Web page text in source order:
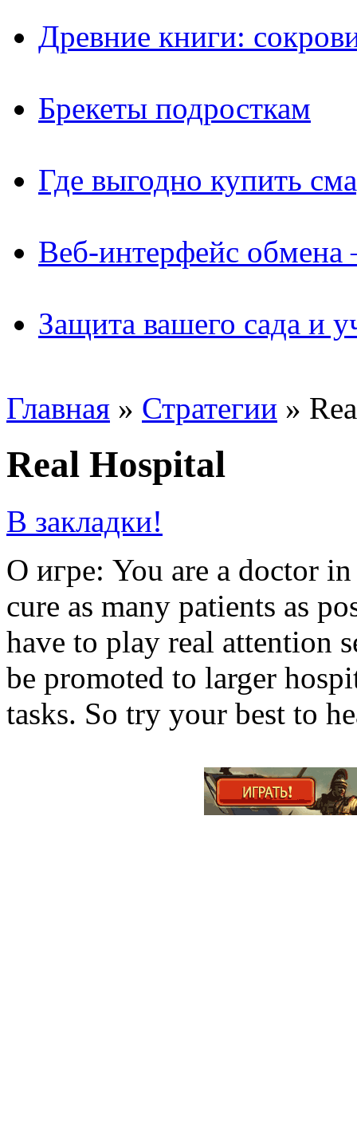
Древние книги:
Брекеты подросткам
Где выгодно купить
Веб-интерфейс
Защита вашего сада и
Главная » Стратегии »
Real Hospital
В закладки!
О игре: You are a doctor
cure as many patients as
have to play real attention
be promoted to larger
tasks. So try your best to